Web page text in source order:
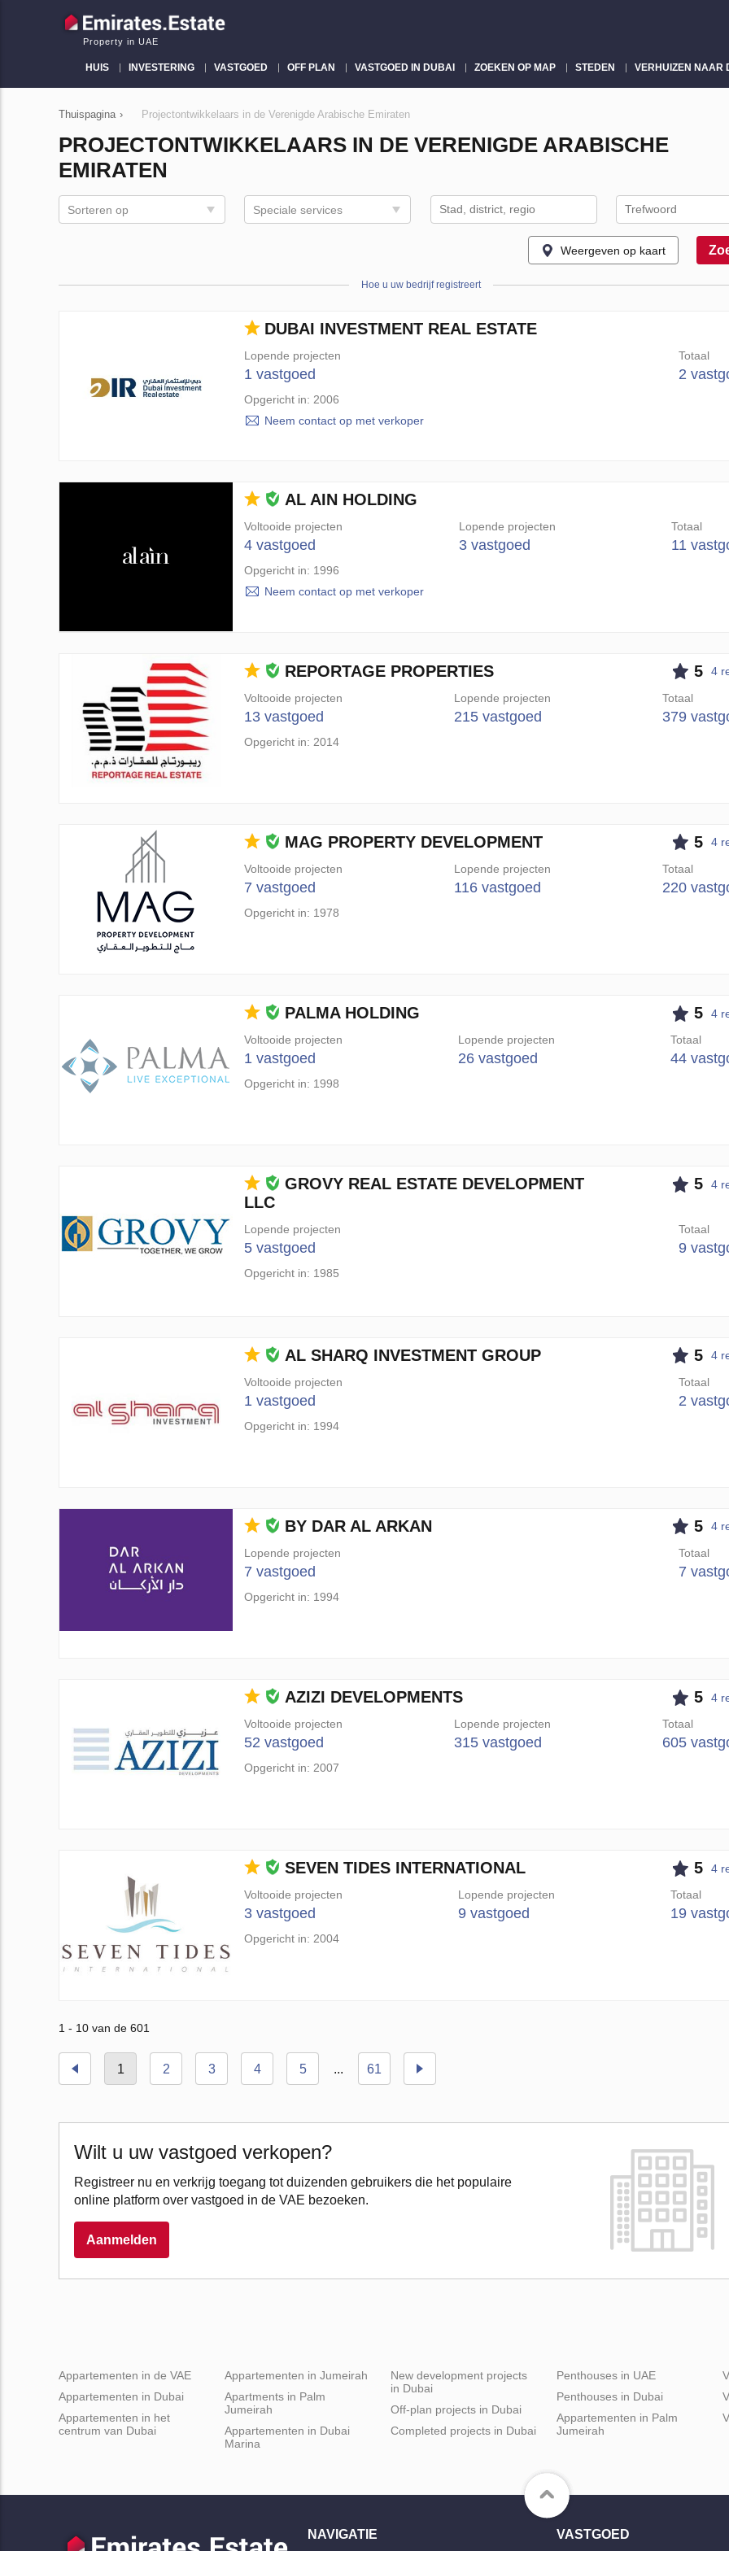
Property in UAE
HUIS INVESTERING VASTGOED OFF PLAN VASTGOED IN DUBAI ZOEKEN OP MAP STEDEN VERHUIZEN NAAR
Thuispagina › Projectontwikkelaars in de Verenigde Arabische Emiraten
PROJECTONTWIKKELAARS IN DE VERENIGDE ARABISCHE
EMIRATEN
Sorteren op Speciale services
Weergeven op kaart
Hoe u uw bedrijf registreert
DUBAI INVESTMENT REAL ESTATE
Lopende projecten
1 vastgoed
Totaal
2
Opgericht in: 2006
Neem contact op met verkoper
AL AIN HOLDING
Voltooide projecten
4 vastgoed
Lopende projecten
3 vastgoed
Totaal
11
Opgericht in: 1996
Neem contact op met verkoper
REPORTAGE PROPERTIES 5 4
Voltooide projecten
13 vastgoed
Lopende projecten
215 vastgoed
Totaal
379
Opgericht in: 2014
MAG PROPERTY DEVELOPMENT 5 4
Voltooide projecten
7 vastgoed
Lopende projecten
116 vastgoed
Totaal
220
Opgericht in: 1978
PALMA HOLDING 5 4
Voltooide projecten
1 vastgoed
Lopende projecten
26 vastgoed
Totaal
44
Opgericht in: 1998
GROVY REAL ESTATE DEVELOPMENT
LLC
5 4
Lopende projecten
5 vastgoed
Totaal
9
Opgericht in: 1985
AL SHARQ INVESTMENT GROUP 5 4
Voltooide projecten
1 vastgoed
Totaal
2
Opgericht in: 1994
BY DAR AL ARKAN 5 4
Lopende projecten
7 vastgoed
Totaal
7
Opgericht in: 1994
AZIZI DEVELOPMENTS 5 4
Voltooide projecten
52 vastgoed
Lopende projecten
315 vastgoed
Totaal
605
Opgericht in: 2007
SEVEN TIDES INTERNATIONAL 5 4
Voltooide projecten
3 vastgoed
Lopende projecten
9 vastgoed
Totaal
19
Opgericht in: 2004
1 - 10 van de 601
1 2 3 4 5 ... 61
Wilt u uw vastgoed verkopen?
Registreer nu en verkrijg toegang tot duizenden gebruikers die het populaire
online platform over vastgoed in de VAE bezoeken.
Aanmelden
Appartementen in de VAE
Appartementen in Dubai
Appartementen in het
centrum van Dubai
Appartementen in Jumeirah
Apartments in Palm
Jumeirah
Appartementen in Dubai
Marina
New development projects
in Dubai
Off-plan projects in Dubai
Completed projects in Dubai
Penthouses in UAE
Penthouses in Dubai
Appartementen in Palm
Jumeirah
NAVIGATIE VASTGOED